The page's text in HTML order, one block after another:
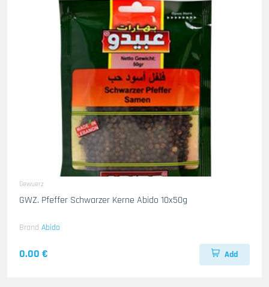
Gewuerz
GWZ. Pfeffer Schwarzer Kerne Abido 10x50g
Brand Abido
0.00 € Add